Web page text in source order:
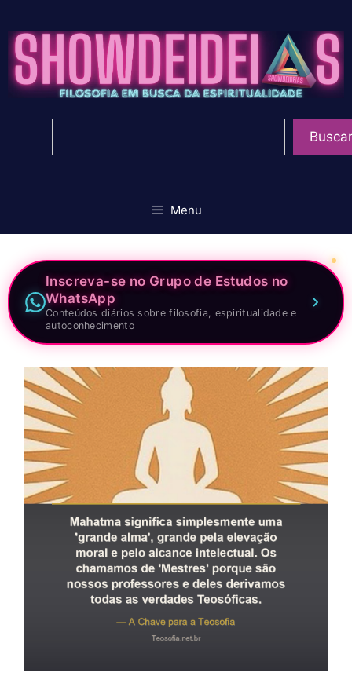
para
conteúdo
Buscar
Menu
Inscreva-se no Grupo de Estudos no
WhatsApp
Conteúdos diários sobre filosofia, espiritualidade e
autoconhecimento